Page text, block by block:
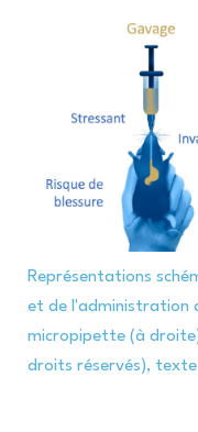
Représentations
et de l'administration
micropipette (à
droits réservés), texte